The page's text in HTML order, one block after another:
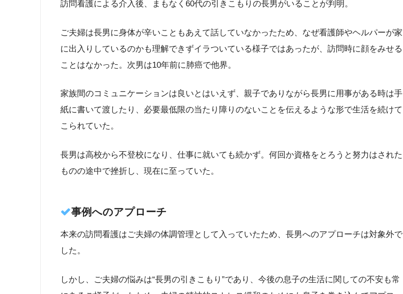
訪問看護による介入後、まもなく60代の引きこもりの長男がいることが判明。
ご夫婦は長男に身体が辛いこともあえて話していなかったため、なぜ看護師やヘルパーが家
に出入りしているのかも理解できずイラついている様子ではあったが、訪問時に顔をみせる
ことはなかった。次男は10年前に肺癌で他界。
家族間のコミュニケーションは良いとはいえず、親子でありながら長男に用事がある時は手
紙に書いて渡したり、必要最低限の当たり障りのないことを伝えるような形で生活を続けて
こられていた。
長男は高校から不登校になり、仕事に就いても続かず。何回か資格をとろうと努力はされた
ものの途中で挫折し、現在に至っていた。
事例へのアプローチ
本来の訪問看護はご夫婦の体調管理として入っていたため、長男へのアプローチは対象外で
した。
しかし、ご夫婦の悩みは“長男の引きこもり”であり、今後の息子の生活に関しての不安も常